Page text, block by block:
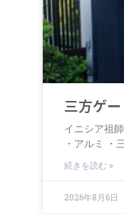
三方ゲ
イニシア祖
・アルミ ・
続きを読む »
2026年8月6日